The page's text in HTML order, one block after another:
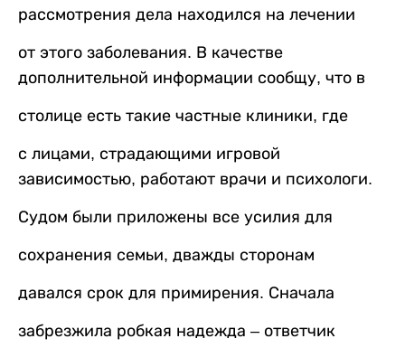
рассмотрения дела находился на лечении
от этого заболевания. В качестве
дополнительной информации сообщу, что в
столице есть такие частные клиники, где
с лицами, страдающими игровой
зависимостью, работают врачи и психологи.
Судом были приложены все усилия для
сохранения семьи, дважды сторонам
давался срок для примирения. Сначала
забрезжила робкая надежда – ответчик